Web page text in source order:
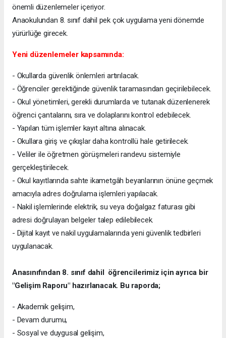
önemli düzenlemeler içeriyor.
Anaokulundan 8. sınıf dahil pek çok uygulama yeni dönemde
yürürlüğe girecek.
Yeni düzenlemeler kapsamında:
- Okullarda güvenlik önlemleri artırılacak.
- Öğrenciler gerektiğinde güvenlik taramasından geçirilebilecek.
- Okul yönetimleri, gerekli durumlarda ve tutanak düzenlenerek
öğrenci çantalarını, sıra ve dolaplarını kontrol edebilecek.
- Yapılan tüm işlemler kayıt altına alınacak.
- Okullara giriş ve çıkışlar daha kontrollü hale getirilecek.
- Veliler ile öğretmen görüşmeleri randevu sistemiyle
gerçekleştirilecek.
- Okul kayıtlarında sahte ikametgâh beyanlarının önüne geçmek
amacıyla adres doğrulama işlemleri yapılacak.
- Nakil işlemlerinde elektrik, su veya doğalgaz faturası gibi
adresi doğrulayan belgeler talep edilebilecek.
- Dijital kayıt ve nakil uygulamalarında yeni güvenlik tedbirleri
uygulanacak.
Anasınıfından 8. sınıf dahil öğrencilerimiz için ayrıca bir
"Gelişim Raporu" hazırlanacak. Bu raporda;
- Akademik gelişim,
- Devam durumu,
- Sosyal ve duygusal gelişim,